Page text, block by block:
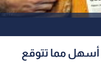
أسهل مما تتوقع